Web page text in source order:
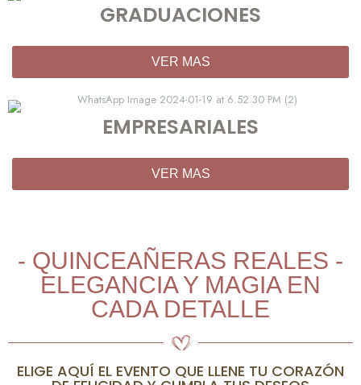
GRADUACIONES
VER MAS
EMPRESARIALES
VER MAS
- QUINCEAÑERAS REALES -
ELEGANCIA Y MAGIA EN
CADA DETALLE
ELIGE AQUÍ EL EVENTO QUE LLENE TU CORAZÓN